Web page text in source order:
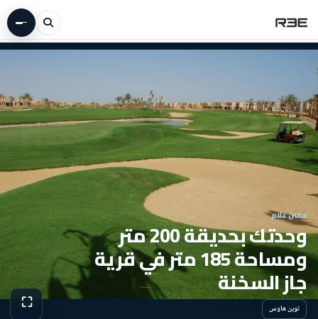
حسن علام
وحدتك بحديقة 200 متر
ومساحة 185 متر في قرية
جاز السخنة
توين هاوس ⛶عرض